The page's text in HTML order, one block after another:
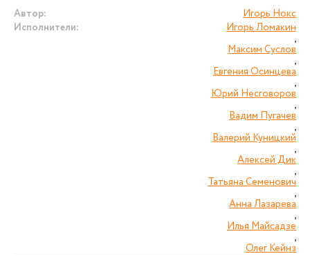
Автор:
Игорь Нокс
Исполнители:
Игорь Ломакин
,
Максим Суслов
,
Евгения Осинцева
,
Юрий Несговоров
,
Вадим Пугачев
,
Валерий Куницкий
,
Алексей Дик
,
Татьяна Семенович
,
Анна Лазарева
,
Илья Майсадзе
,
Олег Кейнз